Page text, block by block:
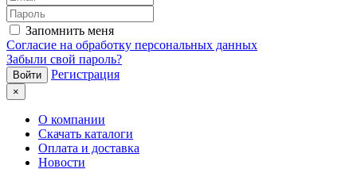
Запомнить меня
Согласие на обработку персональных данных
Забыли свой пароль?
Регистрация
×
О компании
Скачать каталоги
Оплата и доставка
Новости